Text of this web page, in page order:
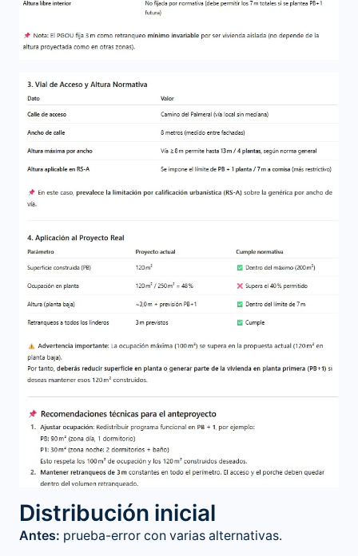
Distribución inicial
Antes: prueba-error con varias alternativas.